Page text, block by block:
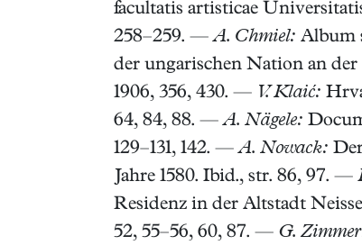
facultatis artisticae
258–259. —A. Chmiel: Album
der ungarischen Nation an
1906, 356, 430. — V. Klaić:
64, 84, 88. —A. Nägele:
129–131, 142. —A. Nowack:
Jahre 1580. Ibid., str. 86, 97. —
Residenz in der Altstadt
52, 55–56, 60, 87. — G.